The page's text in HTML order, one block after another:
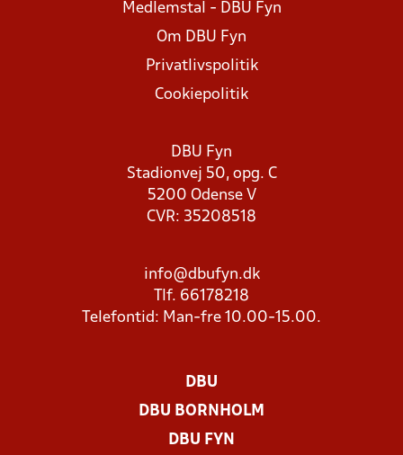
Medlemstal - DBU Fyn
Om DBU Fyn
Privatlivspolitik
Cookiepolitik
DBU Fyn
Stadionvej 50, opg. C
5200 Odense V
CVR: 35208518
info@dbufyn.dk
Tlf. 66178218
Telefontid: Man-fre 10.00-15.00.
DBU
DBU BORNHOLM
DBU FYN